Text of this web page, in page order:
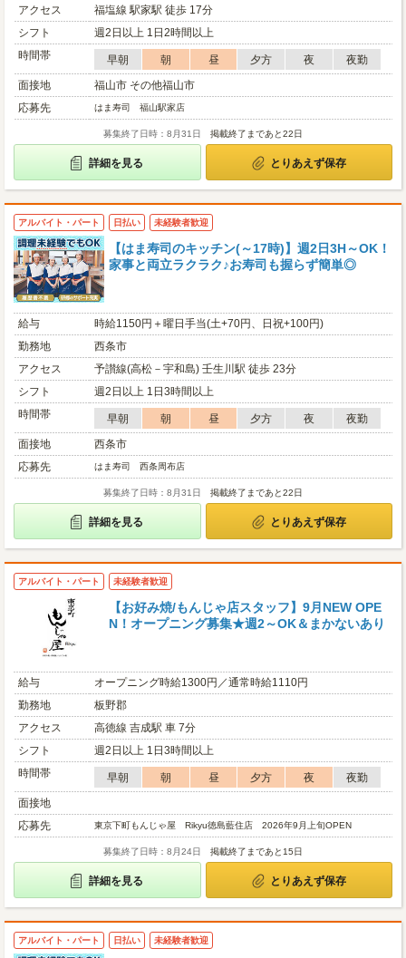
アクセス
福塩線 駅家駅 徒歩 17分
シフト
週2日以上 1日2時間以上
時間帯
早朝 朝 昼 夕方 夜
夜勤
面接地
福山市 その他福山市
応募先
はま寿司 福山駅家店
募集終了日時：8月31日 掲載終了まであと22日
詳細を見る とりあえず保存
アルバイト・パート 日払い 未経験者歓迎
【はま寿司のキッチン(～17時)】週2日3H～OK！
家事と両立ラクラク♪お寿司も握らず簡単◎
給与
時給1150円＋曜日手当(土+70円、日祝+100円)
勤務地
西条市
アクセス
予讃線(高松－宇和島) 壬生川駅 徒歩 23分
シフト
週2日以上 1日3時間以上
時間帯
早朝 朝 昼 夕方 夜
夜勤
面接地
西条市
応募先
はま寿司 西条周布店
募集終了日時：8月31日 掲載終了まであと22日
詳細を見る とりあえず保存
アルバイト・パート 未経験者歓迎
【お好み焼/もんじゃ店スタッフ】9月NEW OPE
N！オープニング募集★週2～OK＆まかないあり
給与
オープニング時給1300円／通常時給1110円
勤務地
板野郡
アクセス
高徳線 吉成駅 車 7分
シフト
週2日以上 1日3時間以上
時間帯
早朝 朝 昼 夕方 夜
夜勤
面接地
応募先
東京下町もんじゃ屋 Rikyu徳島藍住店 2026年9月上旬OPEN
募集終了日時：8月24日 掲載終了まであと15日
詳細を見る とりあえず保存
アルバイト・パート 日払い 未経験者歓迎